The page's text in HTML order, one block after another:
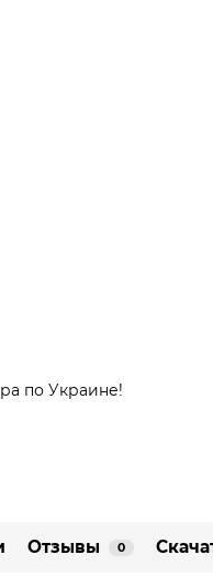
по Украине!
Отзывы 0